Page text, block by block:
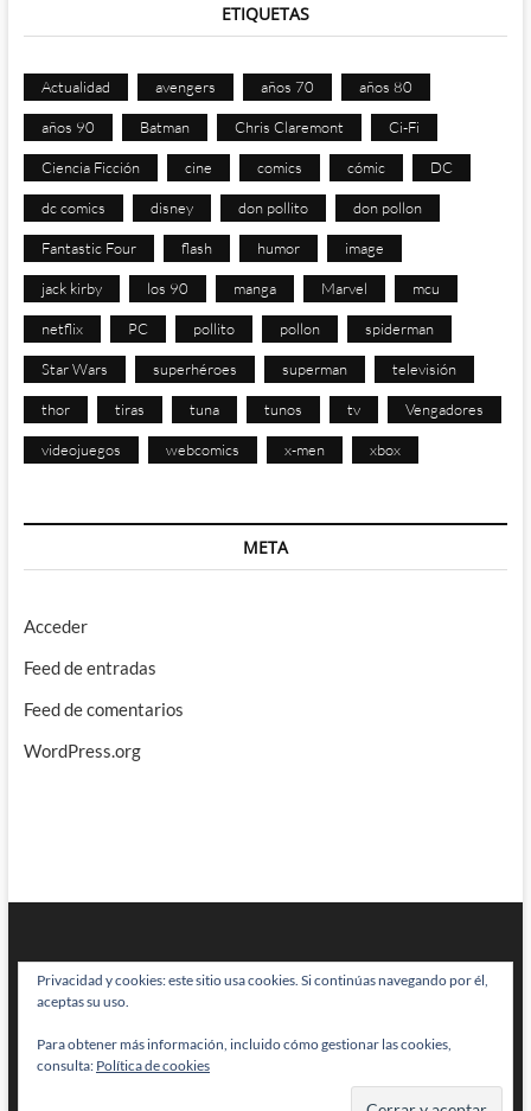
ETIQUETAS
Actualidad avengers años 70 años 80
años 90 Batman Chris Claremont Ci-Fi
Ciencia Ficción cine comics cómic DC
dc comics disney don pollito don pollon
Fantastic Four flash humor image
jack kirby los 90 manga Marvel mcu
netflix PC pollito pollon spiderman
Star Wars superhéroes superman televisión
thor tiras tuna tunos tv Vengadores
videojuegos webcomics x-men xbox
META
Acceder
Feed de entradas
Feed de comentarios
WordPress.org
BRAINSTOMPING| Diseñado por:Theme Freesia|WordPress| © Todos
los derechos reservados
Privacidad y cookies: este sitio usa cookies. Si continúas navegando por él,
aceptas su uso.
Para obtener más información, incluido cómo gestionar las cookies,
consulta: Política de cookies